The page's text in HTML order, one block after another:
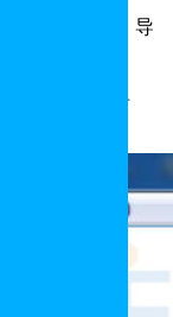
通过txt文件，导
每行一个运单